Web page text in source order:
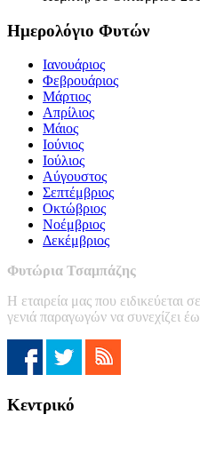
Ημερολόγιο Φυτών
Ιανουάριος
Φεβρουάριος
Μάρτιος
Απρίλιος
Μάιος
Ιούνιος
Ιούλιος
Αύγουστος
Σεπτέμβριος
Οκτώβριος
Νοέμβριος
Δεκέμβριος
Φυτώρια Τσαμπάζης
Η εταιρεία μας που ειδικεύεται
γενιά παραγωγών να συνεχίζει
Κεντρικό